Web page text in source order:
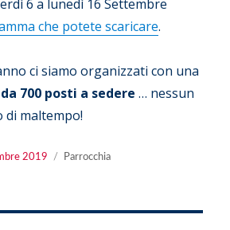
6 a lunedì 16 Settembre
che potete scaricare.
ci siamo organizzati con una
700 posti a sedere … nessun
di maltempo!
2019 Categorie
Parrocchia